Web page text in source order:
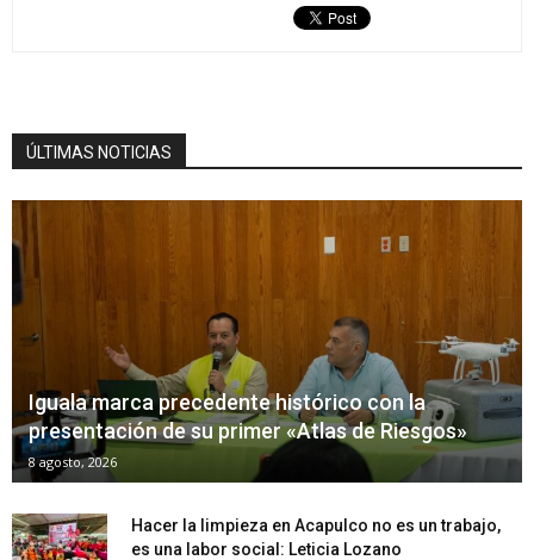
ÚLTIMAS NOTICIAS
Iguala marca precedente histórico con la
presentación de su primer «Atlas de Riesgos»
8 agosto, 2026
Hacer la limpieza en Acapulco no es un trabajo,
es una labor social: Leticia Lozano